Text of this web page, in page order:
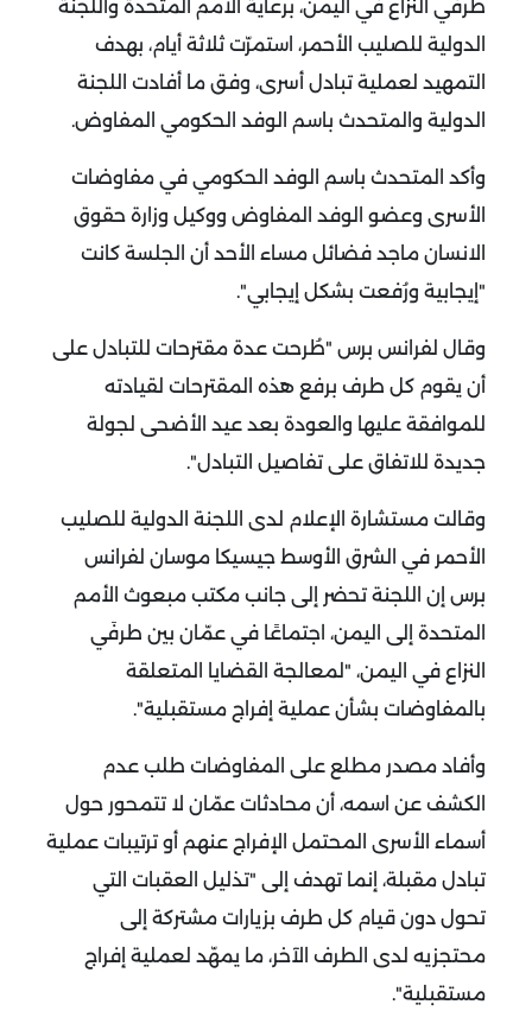
طرفَي النزاع في اليمن، برعاية الأمم المتحدة واللجنة
الدولية للصليب الأحمر، استمرّت ثلاثة أيام، بهدف
التمهيد لعملية تبادل أسرى، وفق ما أفادت اللجنة
الدولية والمتحدث باسم الوفد الحكومي المفاوض.
وأكد المتحدث باسم الوفد الحكومي في مفاوضات
الأسرى وعضو الوفد المفاوض ووكيل وزارة حقوق
الانسان ماجد فضائل مساء الأحد أن الجلسة كانت
"إيجابية ورُفعت بشكل إيجابي".
وقال لفرانس برس "طُرحت عدة مقترحات للتبادل على
أن يقوم كل طرف برفع هذه المقترحات لقيادته
للموافقة عليها والعودة بعد عيد الأضحى لجولة
جديدة للاتفاق على تفاصيل التبادل".
وقالت مستشارة الإعلام لدى اللجنة الدولية للصليب
الأحمر في الشرق الأوسط جيسيكا موسان لفرانس
برس إن اللجنة تحضر إلى جانب مكتب مبعوث الأمم
المتحدة إلى اليمن، اجتماعًا في عمّان بين طرفَي
النزاع في اليمن، "لمعالجة القضايا المتعلقة
بالمفاوضات بشأن عملية إفراج مستقبلية".
وأفاد مصدر مطلع على المفاوضات طلب عدم
الكشف عن اسمه، أن محادثات عمّان لا تتمحور حول
أسماء الأسرى المحتمل الإفراج عنهم أو ترتيبات عملية
تبادل مقبلة، إنما تهدف إلى "تذليل العقبات التي
تحول دون قيام كل طرف بزيارات مشتركة إلى
محتجزيه لدى الطرف الآخر، ما يمهّد لعملية إفراج
مستقبلية".